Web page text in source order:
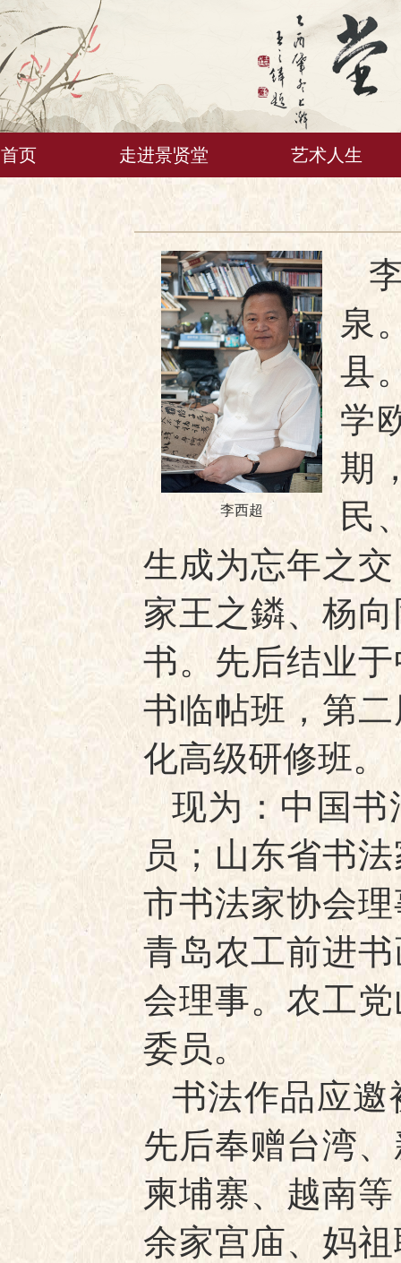
首页 走进景贤堂 艺术人生
李西超
泉
县
学
期
民
生成为忘年之
家王之鏻、杨
书。先后结业
书临帖班，第
化高级研修班。
现为：中国书
员；山东省书
市书法家协会
青岛农工前进
会理事。农工
委员。
书法作品应邀
先后奉赠台湾
柬埔寨、越南
余家宫庙、妈